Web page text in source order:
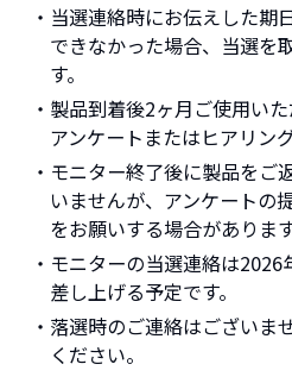
・当選連絡時にお伝えした期
できなかった場合、当選を
す。
・製品到着後2ヶ月ご使用い
アンケートまたはヒアリン
・モニター終了後に製品をご
いませんが、アンケートの
をお願いする場合があります
・モニターの当選連絡は
差し上げる予定です。
・落選時のご連絡はございま
ください。